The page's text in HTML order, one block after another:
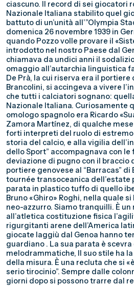
ciascuno. Il record di sei giocatori
Nazionale Italiana stabilito quel
battuto di un’unità all’”Olympia
domenica 26 novembre 1939 in
quando Pozzo volle provare il
introdotto nel nostro Paese dal
chiamava da undici anni il
omaggio all’autarchia linguistica
De Prà, la cui riserva era il portiere
Brancolini, si accingeva a vivere
che tutti i calciatori sognano:
Nazionale Italiana. Curiosamente
omologo spagnolo era Ricardo
Zamora Martínez, di qualche
forti interpreti del ruolo di
storia del calcio, e alla vigilia
dello Sport” accompagnava con
deviazione di pugno con il braccio
portiere genovese al “Barracas”
tournée transoceanica dell’estate
parata in plastico tuffo di quello
Bruno «Ghiro» Roghi, nella quale si
neo-azzurro. Siamo tranquilli. È
all’atletica costituzione fisica
rigurgitanti arene dell’America
giocate laggiù dal Genoa hanno
guardiano . La sua parata è
melodrammatiche, Il suo stile ha
della misura. È una recluta che si
serio tirocinio”. Sempre dalle
giorni dopo si possono trarre dal